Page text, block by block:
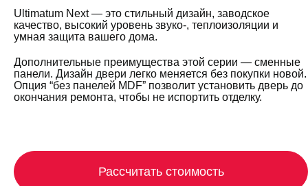
Ultimatum Next — это стильный дизайн, заводское
качество, высокий уровень звуко-, теплоизоляции и
умная защита вашего дома.
Дополнительные преимущества этой серии — сменные
панели. Дизайн двери легко меняется без покупки новой.
Опция “без панелей MDF” позволит установить дверь до
окончания ремонта, чтобы не испортить отделку.
Рассчитать стоимость